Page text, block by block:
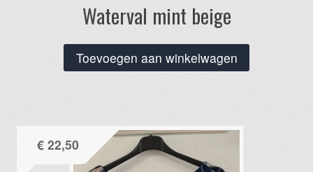
Waterval mint beige
Toevoegen aan winkelwagen
€22,50